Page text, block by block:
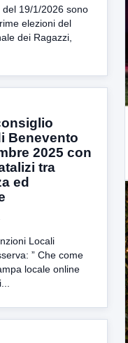
19/1/2026 sono
elezioni del
dei Ragazzi,
Benevento
2025 con
tra
ed
Locali
” Che come
locale online